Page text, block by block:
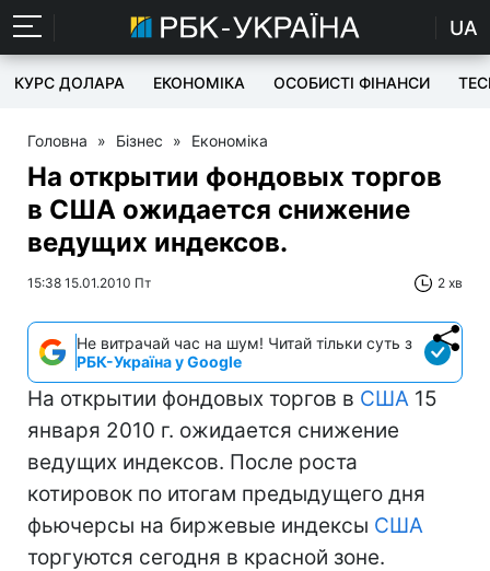
UA
КУРС ДОЛАРА ЕКОНОМІКА ОСОБИСТІ ФІНАНСИ
Головна » Бізнес » Економіка
На открытии фондовых торгов
в США ожидается снижение
ведущих индексов.
15:38 15.01.2010 Пт 2 хв
Не витрачай час на шум! Читай тільки суть з
РБК-Україна у Google
На открытии фондовых торгов в США 15
января 2010 г. ожидается снижение
ведущих индексов. После роста
котировок по итогам предыдущего дня
фьючерсы на биржевые индексы США
торгуются сегодня в красной зоне.